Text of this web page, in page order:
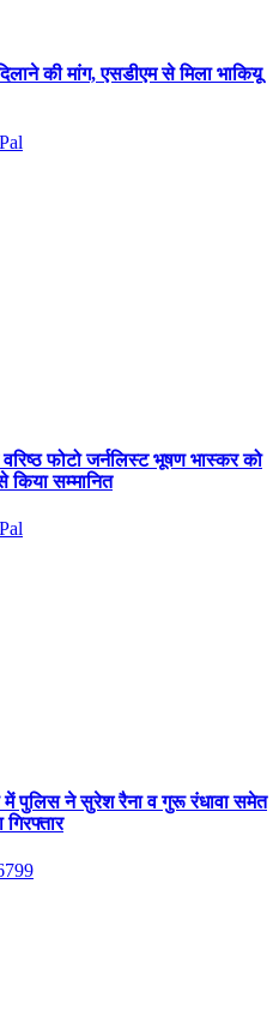
की मांग, एसडीएम से मिला भाकियू
फोटो जर्नलिस्ट भूषण भास्कर को
किया सम्मानित
में पुलिस ने सुरेश रैना व गुरू रंधावा समेत